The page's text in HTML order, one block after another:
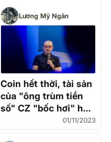
Lương Mỹ Ngân
Coin hết thời, tài sản
của "ông trùm tiền
số" CZ "bốc hơi" hơn
01/11/2023